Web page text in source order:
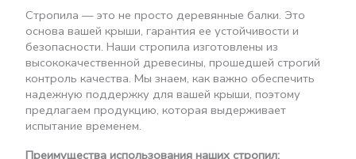
Стропила — это не просто деревянные балки. Это
основа вашей крыши, гарантия ее устойчивости и
безопасности. Наши стропила изготовлены из
высококачественной древесины, прошедшей строгий
контроль качества. Мы знаем, как важно обеспечить
надежную поддержку для вашей крыши, поэтому
предлагаем продукцию, которая выдерживает
испытание временем.
Преимущества использования наших стропил: